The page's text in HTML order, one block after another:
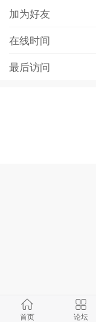
加为好友
在线时间
最后访问
首页 论坛